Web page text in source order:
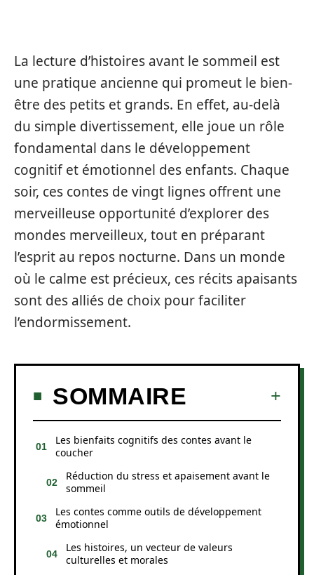
La lecture d’histoires avant le sommeil est
une pratique ancienne qui promeut le bien-
être des petits et grands. En effet, au-delà
du simple divertissement, elle joue un rôle
fondamental dans le développement
cognitif et émotionnel des enfants. Chaque
soir, ces contes de vingt lignes offrent une
merveilleuse opportunité d’explorer des
mondes merveilleux, tout en préparant
l’esprit au repos nocturne. Dans un monde
où le calme est précieux, ces récits apaisants
sont des alliés de choix pour faciliter
l’endormissement.
SOMMAIRE
Les bienfaits cognitifs des contes avant le
coucher
Réduction du stress et apaisement avant le
sommeil
Les contes comme outils de développement
émotionnel
Les histoires, un vecteur de valeurs
culturelles et morales